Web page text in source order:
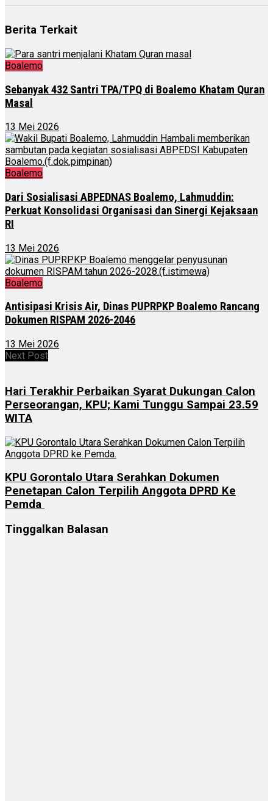
Berita Terkait
Boalemo
Sebanyak 432 Santri TPA/TPQ di Boalemo Khatam Quran
Masal
13 Mei 2026
Boalemo
Dari Sosialisasi ABPEDNAS Boalemo, Lahmuddin:
Perkuat Konsolidasi Organisasi dan Sinergi Kejaksaan
RI
13 Mei 2026
Boalemo
Antisipasi Krisis Air, Dinas PUPRPKP Boalemo Rancang
Dokumen RISPAM 2026-2046
13 Mei 2026
Next Post
Hari Terakhir Perbaikan Syarat Dukungan Calon
Perseorangan, KPU; Kami Tunggu Sampai 23.59
WITA
KPU Gorontalo Utara Serahkan Dokumen
Penetapan Calon Terpilih Anggota DPRD Ke
Pemda
Tinggalkan Balasan